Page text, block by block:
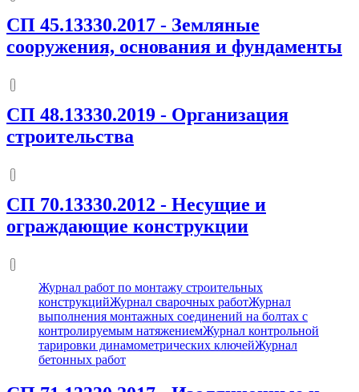
СП 45.13330.2017 - Земляные
сооружения, основания и фундаменты
СП 48.13330.2019 - Организация
строительства
СП 70.13330.2012 - Несущие и
ограждающие конструкции
Журнал работ по монтажу строительных
конструкцийЖурнал сварочных работЖурнал
выполнения монтажных соединений на болтах с
контролируемым натяжениемЖурнал контрольной
тарировки динамометрических ключейЖурнал
бетонных работ